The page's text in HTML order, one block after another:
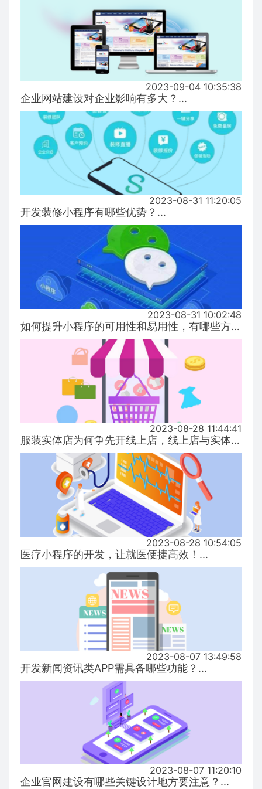
2023-09-04 10:35:38
企业网站建设对企业影响有多大？...
2023-08-31 11:20:05
开发装修小程序有哪些优势？...
2023-08-31 10:02:48
如何提升小程序的可用性和易用性，有哪些方式！...
2023-08-28 11:44:41
服装实体店为何争先开线上店，线上店与实体店有什么区别？...
2023-08-28 10:54:05
医疗小程序的开发，让就医便捷高效！...
2023-08-07 13:49:58
开发新闻资讯类APP需具备哪些功能？...
2023-08-07 11:20:10
企业官网建设有哪些关键设计地方要注意？...